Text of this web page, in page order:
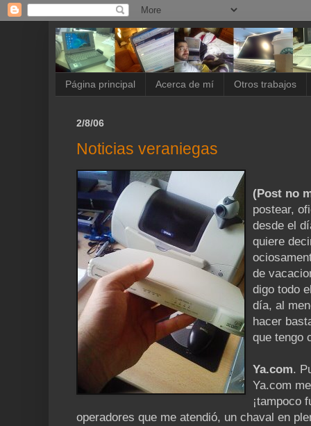
Página principal Acerca de mí Otros trabajos
2/8/06
Noticias veraniegas
(Post no
postear,
desde el
quiere
de
digo todo
día, al
hacer
que tengo
Ya.com.
Ya.com
¡tampoco
operadores que me atendió, un chaval en